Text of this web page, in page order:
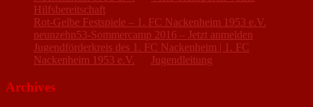
Hilfsbereitschaft
Rot-Gelbe Festspiele – 1. FC Nackenheim 1953 e.V.
neunzehn53-Sommercamp 2016 – Jetzt anmelden
Jugendförderkreis des 1. FC Nackenheim | 1. FC
Nackenheim 1953 e.V.
Jugendleitung
Archives